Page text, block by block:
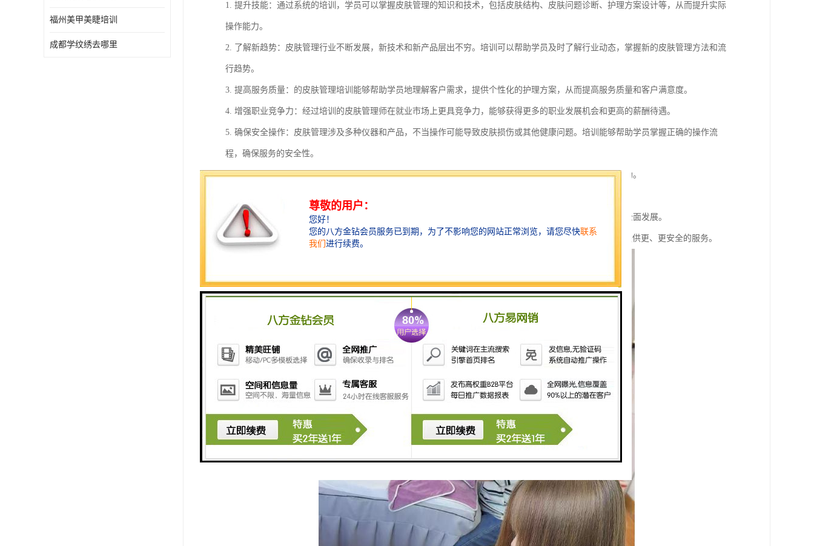
福州美甲美睫培训
成都学纹绣去哪里
1. 提升技能：通过系统的培训，学员可以掌握皮肤管理的知识和技术，包括皮肤结构、皮肤问题诊断、护理方案设计等，从而提升实际
操作能力。
2. 了解新趋势：皮肤管理行业不断发展，新技术和新产品层出不穷。培训可以帮助学员及时了解行业动态，掌握新的皮肤管理方法和流
行趋势。
3. 提高服务质量：的皮肤管理培训能够帮助学员地理解客户需求，提供个性化的护理方案，从而提高服务质量和客户满意度。
4. 增强职业竞争力：经过培训的皮肤管理师在就业市场上更具竞争力，能够获得更多的职业发展机会和更高的薪酬待遇。
5. 确保安全操作：皮肤管理涉及多种仪器和产品，不当操作可能导致皮肤损伤或其他健康问题。培训能够帮助学员掌握正确的操作流
程，确保服务的安全性。
6. 建立职业网络：培训过程中，学员有机会与交流，建立职业网络，这对于未来的职业发展和业务拓展有帮助。
7. 提升客户信任度：经过培训的皮肤管理师能够提供更的服务，这有助于建立客户的信任，增加客户黏性。
8. 促进个人成长：除了技能，皮肤管理培训还能帮助学员提升沟通能力、客户服务技巧等软技能，促进个人全面发展。
总之，皮肤管理培训对于从业者来说是一个提升自身能力、增强职业竞争力的重要途径，同时也能为消费者提供更、更安全的服务。